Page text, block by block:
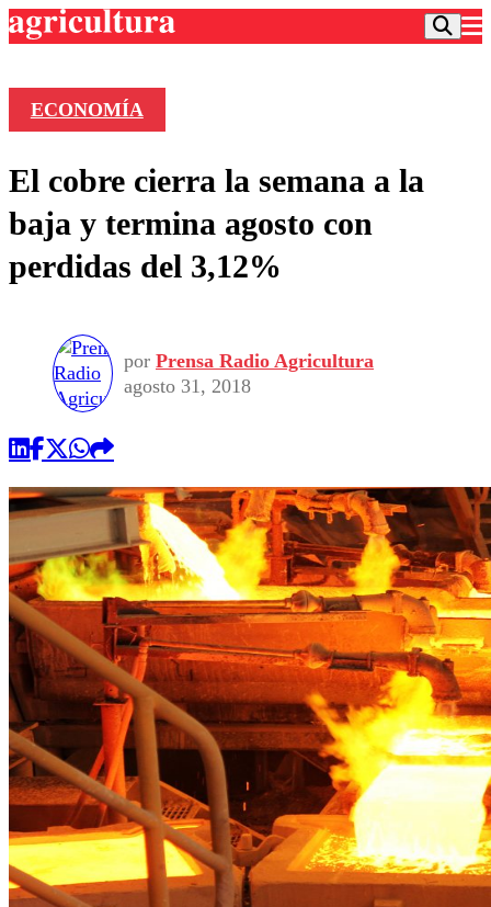
Frecuencias
Agricultura TV
Deportes
Colo Colo
Seleccion Chilena
Torneo Internacional
Entretención
Economía
Internacional
Publicaciones en medios
Opinión
Programas
ECONOMÍA
El cobre cierra la semana a la
baja y termina agosto con
perdidas del 3,12%
por Prensa Radio Agricultura
agosto 31, 2018